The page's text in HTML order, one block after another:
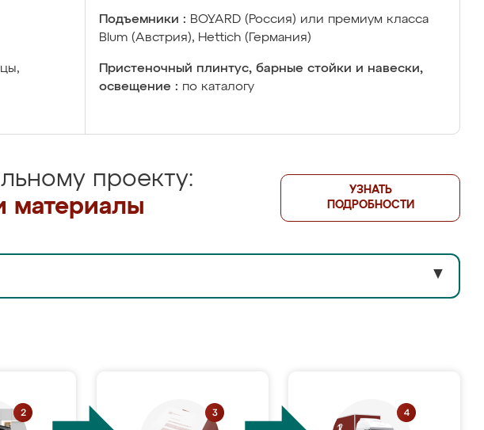
Подъемники : BOYARD (Россия) или премиум класса
Blum (Австрия), Hettich (Германия)
Пристеночный плинтус, барные стойки и навески,
освещение : по каталогу
проекту:
материалы
УЗНАТЬ
ПОДРОБНОСТИ
▼